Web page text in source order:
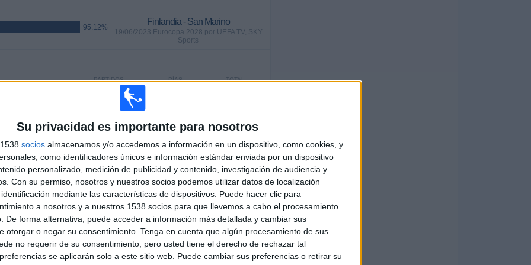
Su privacidad es importante para nosotros
socios almacenamos y/o accedemos a información en un dispositivo, como cookies, y
como identificadores únicos e información estándar enviada por un dispositivo
personalizado, medición de publicidad y contenido, investigación de audiencia y
Con su permiso, nosotros y nuestros socios podemos utilizar datos de localización
mediante las características de dispositivos. Puede hacer clic para
a nosotros y a nuestros 1538 socios para que llevemos a cabo el procesamiento
De forma alternativa, puede acceder a información más detallada y cambiar sus
otorgar o negar su consentimiento. Tenga en cuenta que algún procesamiento de sus
no requerir de su consentimiento, pero usted tiene el derecho de rechazar tal
se aplicarán solo a este sitio web. Puede cambiar sus preferencias o retirar su
95.12%
Finlandia - San Marino
19/06/2023 Eurocopa 2028 por UEFA TV, SKY
Sports
TOTAL
DÍAS
GRATUÍTO
PARTIDOS
DE PAGO
24
RIVALES
3
VS Andorra
4
COMPETICIONES